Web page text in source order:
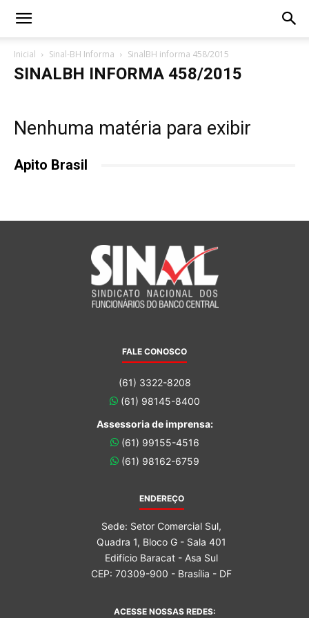
Inicial Sinal-BH Informa SinalBH informa 458/2015
SINALBH INFORMA 458/2015
Nenhuma matéria para exibir
Apito Brasil
FALE CONOSCO
(61) 3322-8208
(61) 98145-8400
Assessoria de imprensa:
(61) 99155-4516
(61) 98162-6759
ENDEREÇO
Sede: Setor Comercial Sul,
Quadra 1, Bloco G - Sala 401
Edifício Baracat - Asa Sul
CEP: 70309-900 - Brasília - DF
ACESSE NOSSAS REDES: